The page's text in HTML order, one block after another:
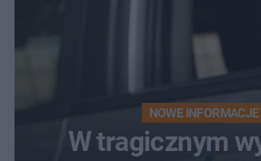
NOWE INFORMACJE
W tragicznym